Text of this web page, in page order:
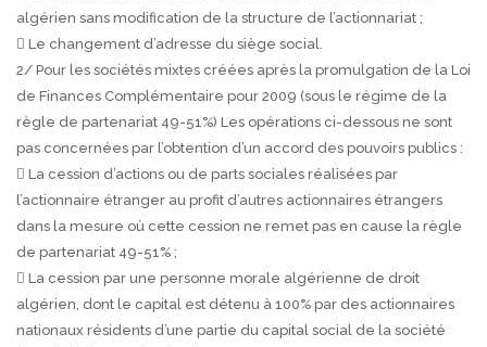
algérien sans modification de la structure de l’actionnariat ;
 Le changement d’adresse du siège social.
2/ Pour les sociétés mixtes créées après la promulgation de la Loi
de Finances Complémentaire pour 2009 (sous le régime de la
règle de partenariat 49-51%) Les opérations ci-dessous ne sont
pas concernées par l’obtention d’un accord des pouvoirs publics :
 La cession d’actions ou de parts sociales réalisées par
l’actionnaire étranger au profit d’autres actionnaires étrangers
dans la mesure où cette cession ne remet pas en cause la règle
de partenariat 49-51% ;
 La cession par une personne morale algérienne de droit
algérien, dont le capital est détenu à 100% par des actionnaires
nationaux résidents d’une partie du capital social de la société